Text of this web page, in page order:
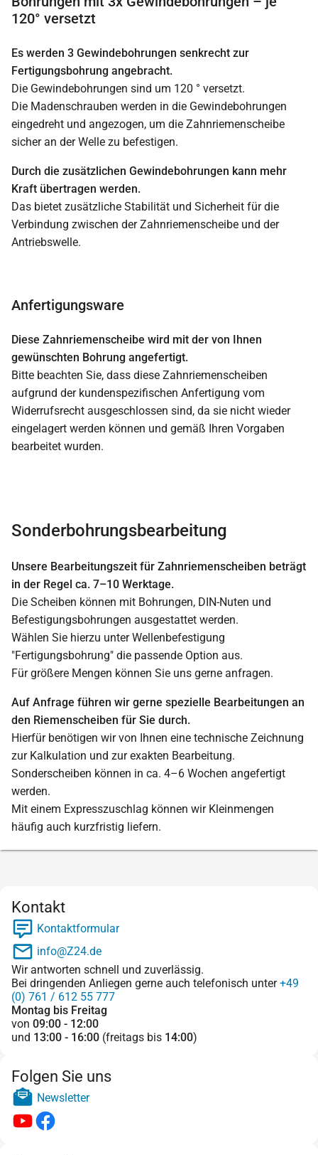
120° versetzt
Es werden 3 Gewindebohrungen senkrecht zur
Fertigungsbohrung angebracht.
Die Gewindebohrungen sind um 120 ° versetzt.
Die Madenschrauben werden in die Gewindebohrungen
eingedreht und angezogen, um die Zahnriemenscheibe
sicher an der Welle zu befestigen.
Durch die zusätzlichen Gewindebohrungen kann mehr
Kraft übertragen werden.
Das bietet zusätzliche Stabilität und Sicherheit für die
Verbindung zwischen der Zahnriemenscheibe und der
Antriebswelle.
Anfertigungsware
Diese Zahnriemenscheibe wird mit der von Ihnen
gewünschten Bohrung angefertigt.
Bitte beachten Sie, dass diese Zahnriemenscheiben
aufgrund der kundenspezifischen Anfertigung vom
Widerrufsrecht ausgeschlossen sind, da sie nicht wieder
eingelagert werden können und gemäß Ihren Vorgaben
bearbeitet wurden.
Sonderbohrungsbearbeitung
Unsere Bearbeitungszeit für Zahnriemenscheiben beträgt
in der Regel ca. 7–10 Werktage.
Die Scheiben können mit Bohrungen, DIN-Nuten und
Befestigungsbohrungen ausgestattet werden.
Wählen Sie hierzu unter Wellenbefestigung
"Fertigungsbohrung" die passende Option aus.
Für größere Mengen können Sie uns gerne anfragen.
Auf Anfrage führen wir gerne spezielle Bearbeitungen an
den Riemenscheiben für Sie durch.
Hierfür benötigen wir von Ihnen eine technische Zeichnung
zur Kalkulation und zur exakten Bearbeitung.
Sonderscheiben können in ca. 4–6 Wochen angefertigt
werden.
Mit einem Expresszuschlag können wir Kleinmengen
häufig auch kurzfristig liefern.
Kontakt
Kontaktformular
info@Z24.de
Wir antworten schnell und zuverlässig.
Bei dringenden Anliegen gerne auch telefonisch unter+49
(0) 761 / 612 55 777
Montag bis Freitag
von 09:00 - 12:00
und 13:00 - 16:00 (freitags bis 14:00)
Folgen Sie uns
Newsletter